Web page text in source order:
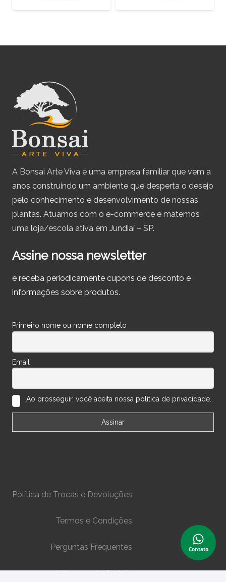
A Bonsai Arte Viva é uma empresa familiar que vem a
anos construindo um ambiente que desperta o desejo
pelo conhecimento e desenvolvimento de nossas
plantas. Atuamos com o e-commerce e matemos
uma loja/escola ativa em Jundiaí – SP.
Assine nossa newsletter
e receba periodicamente cupons de desconto e
informações sobre produtos.
Primeiro nome ou nome completo
Email
Ao prosseguir, você aceita nossa política de privacidade.
Política de Trocas e Devoluções
Termos e Condições
Perguntas Frequentes
Números do Sorteio
Contato